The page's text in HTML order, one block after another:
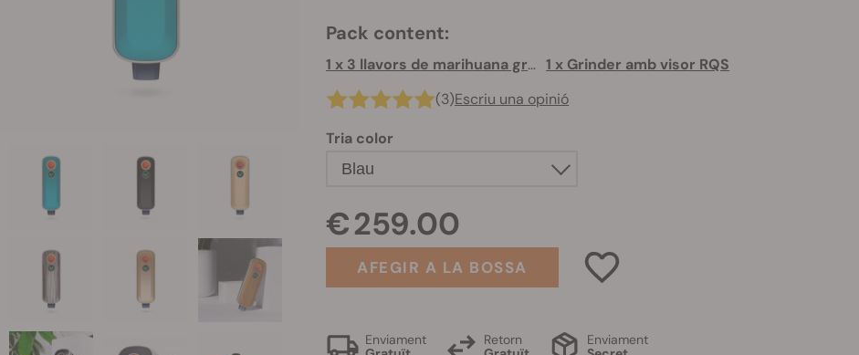
Pack content:
1 x 3 llavors de marihuana gratis 1 x Grinder amb visor RQS
(3)Escriu una opinió
Tria color
Blau
€ 259.00
AFEGIR A LA BOSSA
Enviament
Retorn
Enviament